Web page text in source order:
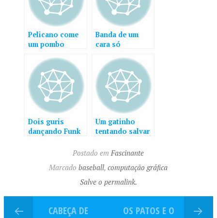
Pelicano come
um pombo
Banda de um
cara só
Dois guris
dançando Funk
Um gatinho
tentando salvar
Postado emFascinante
Marcadobaseball,computação gráfica
Salve o permalink.
CABEÇA DE
OS PATOS E O